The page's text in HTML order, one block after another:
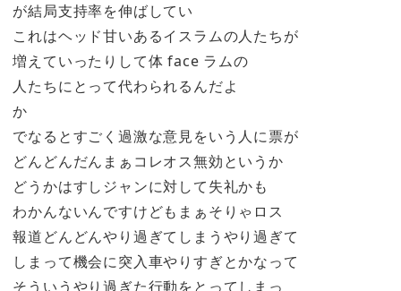
が結局支持率を伸ばしてい
これはヘッド甘いあるイスラムの人たちが
増えていったりして体 face ラムの
人たちにとって代わられるんだよ
か
でなるとすごく過激な意見をいう人に票が
どんどんだんまぁコレオス無効というか
どうかはすしジャンに対して失礼かも
わかんないんですけどもまぁそりゃロス
報道どんどんやり過ぎてしまうやり過ぎて
しまって機会に突入車やりすぎとかなって
そういうやり過ぎた行動をとってしまっ